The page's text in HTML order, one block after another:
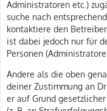
Administratoren etc.)
suche nach
kontaktiere den
ist dabei jedoch nur für
Personen
Andere als die oben
deiner Zustimmung an
er auf Grund